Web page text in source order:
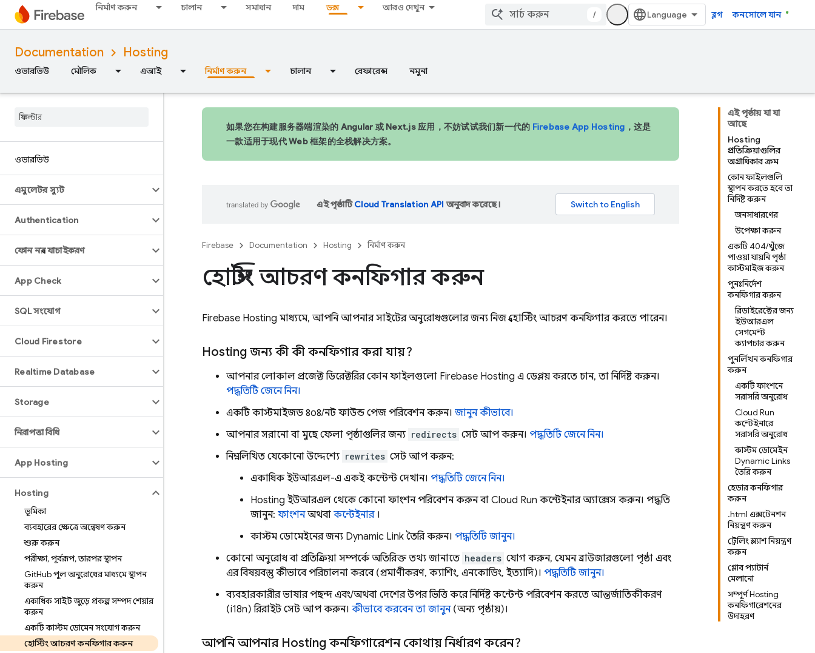
নির্মাণ করুন চালান সমাধান দাম ডক্স আরও দেখুন
/ ব্লগ কনসোলে যান
Documentation Hosting
ওভারভিউ মৌলিক এআই নির্মাণ করুন চালান রেফারেন্স নমুনা
ওভারভিউ
এমুলেটর স্যুট
Authentication
ফোন নম্বর যাচাইকরণ
App Check
SQL সংযোগ
Cloud Firestore
Realtime Database
Storage
নিরাপত্তা বিধি
App Hosting
Hosting
ভূমিকা
ব্যবহারের ক্ষেত্রে অন্বেষণ করুন
শুরু করুন
পরীক্ষা,পূর্বরূপ,তারপর স্থাপন
GitHub পুল অনুরোধের মাধ্যমে স্থাপন
করুন
একাধিক সাইট জুড়ে প্রকল্প সম্পদ শেয়ার
করুন
একটি কাস্টম ডোমেন সংযোগ করুন
হোস্টিং আচরণ কনফিগার করুন
এই পৃষ্ঠায় যা যা
আছে
Hosting
প্রতিক্রিয়াগুলির
অগ্রাধিকার ক্রম
কোন ফাইলগুলি
স্থাপন করতে হবে তা
নির্দিষ্ট করুন
জনসাধারণের
উপেক্ষা করুন
একটি 404/খুঁজে
পাওয়া যায়নি পৃষ্ঠা
কাস্টমাইজ করুন
পুনঃনির্দেশ
কনফিগার করুন
রিডাইরেক্টের জন্য
ইউআরএল
সেগমেন্ট
ক্যাপচার করুন
পুনর্লিখন কনফিগার
করুন
একটি ফাংশনে
সরাসরি অনুরোধ
Cloud Run
কন্টেইনারে
সরাসরি অনুরোধ
কাস্টম ডোমেইন
Dynamic Links
তৈরি করুন
হেডার কনফিগার
করুন
.html এক্সটেনশন
নিয়ন্ত্রণ করুন
ট্রেলিং স্ল্যাশ নিয়ন্ত্রণ
করুন
গ্লোব প্যাটার্ন
মেলানো
সম্পূর্ণ Hosting
কনফিগারেশনের
উদাহরণ
如果您在构建服务器端渲染的 Angular 或 Next.js 应用，不妨试试我们新一代的 Firebase App Hosting ，这是
一款适用于现代 Web 框架的全栈解决方案。
এই পৃষ্ঠাটিCloud Translation API অনুবাদ করেছে।
Firebase Documentation Hosting নির্মাণ করুন
হোস্টিং আচরণ কনফিগার করুন
Firebase Hosting মাধ্যমে, আপনি আপনার সাইটের অনুরোধগুলোর জন্য নিজস্ব হোস্টিং আচরণ কনফিগার করতে পারেন।
Hosting জন্য কী কী কনফিগার করা যায়?
আপনার লোকাল প্রজেক্ট ডিরেক্টরির কোন ফাইলগুলো Firebase Hosting এ ডেপ্লয় করতে চান, তা নির্দিষ্ট করুন।
পদ্ধতিটি জেনে নিন।
একটি কাস্টমাইজড ৪০৪/নট ফাউন্ড পেজ পরিবেশন করুন। জানুন কীভাবে।
আপনার সরানো বা মুছে ফেলা পৃষ্ঠাগুলির জন্য redirects সেট আপ করুন। পদ্ধতিটি জেনে নিন।
নিম্নলিখিত যেকোনো উদ্দেশ্যে rewrites সেট আপ করুন:
একাধিক ইউআরএল-এ একই কন্টেন্ট দেখান। পদ্ধতিটি জেনে নিন।
Hosting ইউআরএল থেকে কোনো ফাংশন পরিবেশন করুন বা Cloud Run কন্টেইনার অ্যাক্সেস করুন। পদ্ধতি
জানুন: ফাংশনঅথবা কন্টেইনার।
কাস্টম ডোমেইনের জন্য Dynamic Link তৈরি করুন। পদ্ধতিটি জানুন।
কোনো অনুরোধ বা প্রতিক্রিয়া সম্পর্কে অতিরিক্ত তথ্য জানাতে headers যোগ করুন, যেমন ব্রাউজারগুলো পৃষ্ঠা এবং
এর বিষয়বস্তু কীভাবে পরিচালনা করবে (প্রমাণীকরণ, ক্যাশিং, এনকোডিং, ইত্যাদি)। পদ্ধতিটি জানুন।
ব্যবহারকারীর ভাষার পছন্দ এবং/অথবা দেশের উপর ভিত্তি করে নির্দিষ্ট কন্টেন্ট পরিবেশন করতে আন্তর্জাতিকীকরণ
(i18n) রিরাইট সেট আপ করুন। কীভাবে করবেন তা জানুন(অন্য পৃষ্ঠায়)।
আপনি আপনার Hosting কনফিগারেশন কোথায় নির্ধারণ করেন?